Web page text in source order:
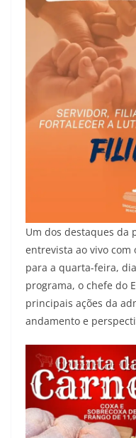
Um dos destaques da
entrevista ao vivo com
para a quarta-feira,
programa, o chefe do
principais ações da
andamento e